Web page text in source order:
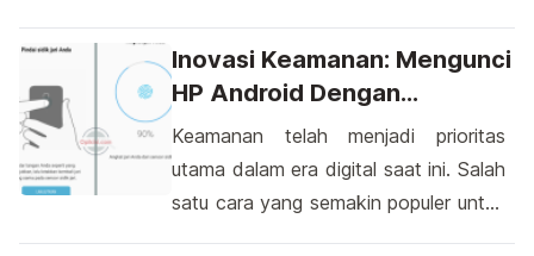
menjadi salah satu pilihan populer bagi
mereka yang ingin mengubah televisi
bisa. Dengan banyaknya aplikasi
yang tersedia, pengguna dapat
mengakses konten streaming,
Inovasi Keamanan: Mengunci
HP Android Dengan
Keamanan Sidik Jari
Keamanan telah menjadi prioritas
utama dalam era digital saat ini. Salah
satu cara yang semakin populer untuk